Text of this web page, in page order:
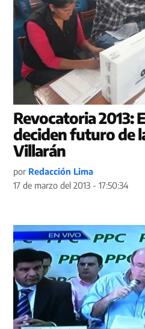
Revocatoria 2013:
deciden futuro de
Villarán
por Redacción Lima
17 de marzo del 2013 - 17:50:34